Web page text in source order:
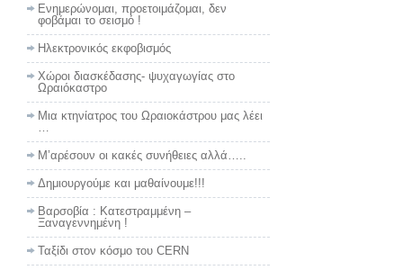
Ενημερώνομαι, προετοιμάζομαι, δεν
φοβάμαι το σεισμό !
Ηλεκτρονικός εκφοβισμός
Χώροι διασκέδασης- ψυχαγωγίας στο
Ωραιόκαστρο
Μια κτηνίατρος του Ωραιοκάστρου μας λέει
Μ’αρέσουν οι κακές συνήθειες αλλά…..
Δημιουργούμε και μαθαίνουμε!!!
Βαρσοβία : Κατεστραμμένη –
Ξαναγεννημένη !
Ταξίδι στον κόσμο του CERN